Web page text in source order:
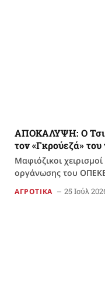
ΑΠΟΚΑΛΥΨΗ: Ο
τον «Γκρούεζά» του
Μαφιόζικοι
οργάνωσης του
ΑΓΡΟΤΙΚΑ 25 Ιούλ